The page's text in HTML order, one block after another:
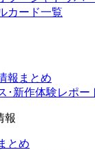
カード一覧
報まとめ
･新作体験レポー
報
とめ